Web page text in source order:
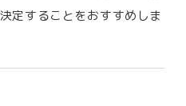
定することをおすすめしま